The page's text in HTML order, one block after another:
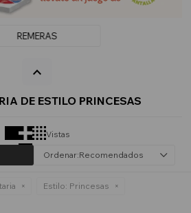
REMERAS
DE ESTILO PRINCESAS
Vistas
Recomendados
Estilo: Princesas